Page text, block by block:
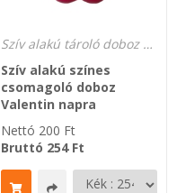
Szív alakú tároló doboz Valentin napra
Szív alakú színes
csomagoló doboz
Valentin napra
Nettó 200 Ft
Bruttó 254Ft